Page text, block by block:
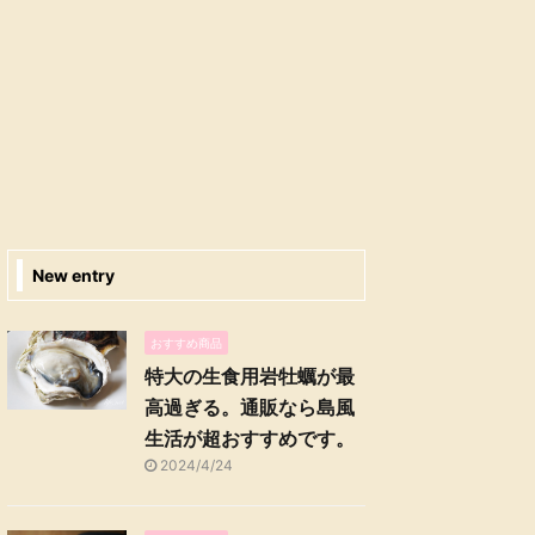
New entry
おすすめ商品
特大の生食用岩牡蠣が最
高過ぎる。通販なら島風
生活が超おすすめです。
2024/4/24